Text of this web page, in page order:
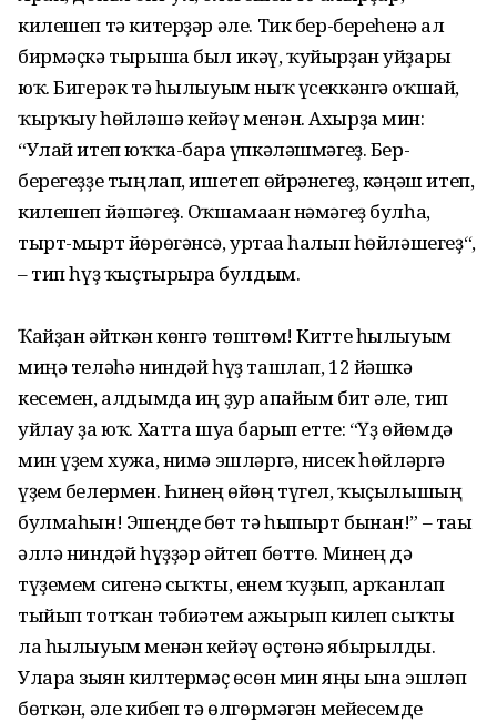
килешеп тә китерҙәр әле. Тик бер-береһенә ал
бирмәҫкә тырыша был икәү, ҡуйырҙан уйҙары
юҡ. Бигерәк тә һылыуым ныҡ үсеккәнгә оҡшай,
ҡырҡыу һөйләшә кейәү менән. Ахырҙа мин:
“Улай итеп юҡҡа-барға үпкәләшмәгеҙ. Бер-
берегеҙҙе тыңлап, ишетеп өйрәнегеҙ, кәңәш итеп,
килешеп йәшәгеҙ. Оҡшамаған нәмәгеҙ булһа,
тырт-мырт йөрөгәнсә, уртаға һалып һөйләшегеҙ“,
– тип һүҙ ҡыҫтырырға булдым.
Ҡайҙан әйткән көнгә төштөм! Китте һылыуым
миңә теләһә ниндәй һүҙ ташлап, 12 йәшкә
кесемен, алдымда иң ҙур апайым бит әле, тип
уйлау ҙа юҡ. Хатта шуға барып етте: “Үҙ өйөмдә
мин үҙем хужа, нимә эшләргә, нисек һөйләргә
үҙем белермен. Һинең өйөң түгел, ҡыҫылышың
булмаһын! Эшеңде бөт тә һыпырт бынан!” – тағы
әллә ниндәй һүҙҙәр әйтеп бөттө. Минең дә
түҙемем сигенә сыҡты, енем ҡуҙғып, арҡанлап
тыйып тотҡан тәбиғәтем ажғырып килеп сыҡты
ла һылыуым менән кейәү өҫтөнә ябырылды.
Уларға зыян килтермәҫ өсөн мин яңы ғына эшләп
бөткән, әле кибеп тә өлгөрмәгән мейесемде